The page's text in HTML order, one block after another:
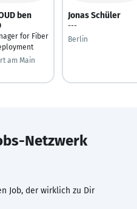
ben
for Fiber
am Main
Jonas Schüler
---
Berlin
Netzwerk
Job, der wirklich zu Dir